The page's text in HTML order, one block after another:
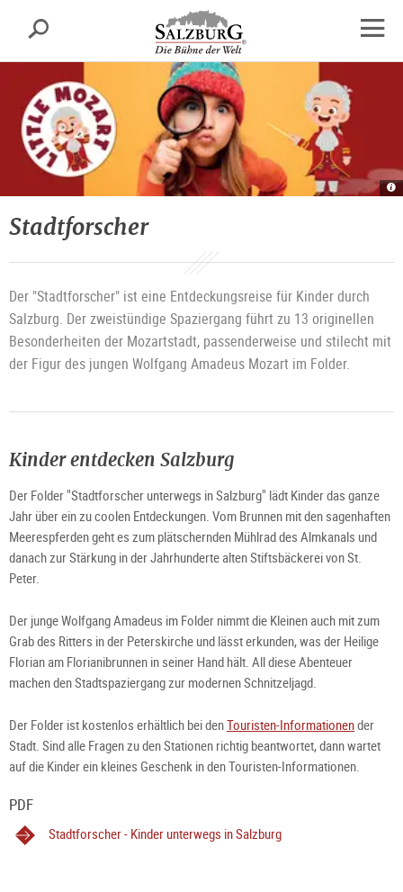
sr.skipnav.Zum
Inhalt
springen
sr.skipnav.Zum
Hauptmenü
springen
sr.skipnav.Zu
den
Kontaktinformationen
Suche
Stadtforscher
Der "Stadtforscher" ist eine Entdeckungsreise für Kinder durch
Salzburg. Der zweistündige Spaziergang führt zu 13 originellen
Besonderheiten der Mozartstadt, passenderweise und stilecht mit
der Figur des jungen Wolfgang Amadeus Mozart im Folder.
Kinder entdecken Salzburg
Der Folder "Stadtforscher unterwegs in Salzburg" lädt Kinder das ganze
Jahr über ein zu coolen Entdeckungen. Vom Brunnen mit den sagenhaften
Meerespferden geht es zum plätschernden Mühlrad des Almkanals und
danach zur Stärkung in der Jahrhunderte alten Stiftsbäckerei von St.
Peter.
Der junge Wolfgang Amadeus im Folder nimmt die Kleinen auch mit zum
Grab des Ritters in der Peterskirche und lässt erkunden, was der Heilige
Florian am Florianibrunnen in seiner Hand hält. All diese Abenteuer
machen den Stadtspaziergang zur modernen Schnitzeljagd.
Der Folder ist kostenlos erhältlich bei denTouristen-Informationender
Stadt. Sind alle Fragen zu den Stationen richtig beantwortet, dann wartet
auf die Kinder ein kleines Geschenk in den Touristen-Informationen.
PDF
Stadtforscher - Kinder unterwegs in Salzburg